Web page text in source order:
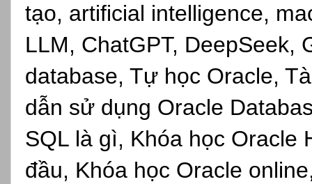
tạo, artificial intelligence,
LLM, ChatGPT, DeepSeek,
database, Tự học Oracle,
dẫn sử dụng Oracle
SQL là gì, Khóa học Oracle
đầu, Khóa học Oracle